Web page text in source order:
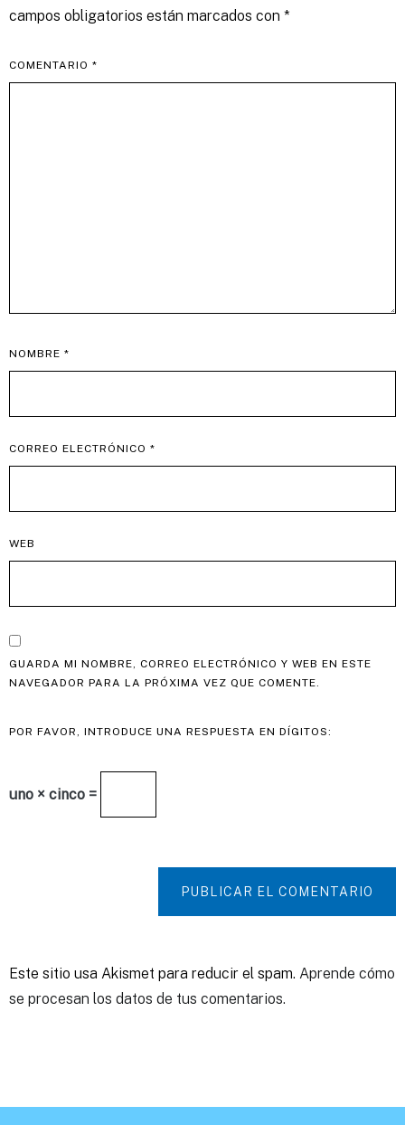
campos obligatorios están marcados con *
COMENTARIO *
NOMBRE *
CORREO ELECTRÓNICO *
WEB
GUARDA MI NOMBRE, CORREO ELECTRÓNICO Y WEB EN ESTE
NAVEGADOR PARA LA PRÓXIMA VEZ QUE COMENTE.
POR FAVOR, INTRODUCE UNA RESPUESTA EN DÍGITOS:
uno × cinco =
PUBLICAR EL COMENTARIO
Este sitio usa Akismet para reducir el spam. Aprende cómo
se procesan los datos de tus comentarios.